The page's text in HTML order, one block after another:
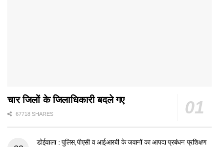
चार जिलों के जिलाधिकारी बदले गए
67718 SHARES
डोईवाला : पुलिस,पीएसी व आईआरबी के जवानों का आपदा प्रबंधन प्रशिक्षण